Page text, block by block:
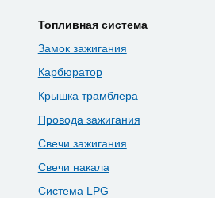
Топливная система
Замок зажигания
Карбюратор
Крышка трамблера
Провода зажигания
Свечи зажигания
Свечи накала
Система LPG